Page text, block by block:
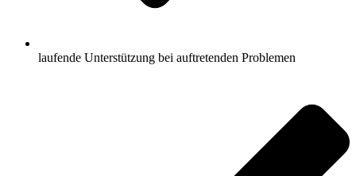
laufende Unterstützung bei auftretenden Problemen